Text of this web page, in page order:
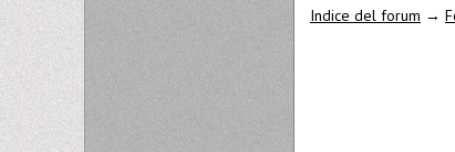
Indice del forum →